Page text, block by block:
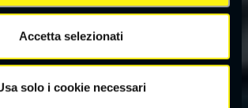
Accetta selezionati
solo i cookie necessari